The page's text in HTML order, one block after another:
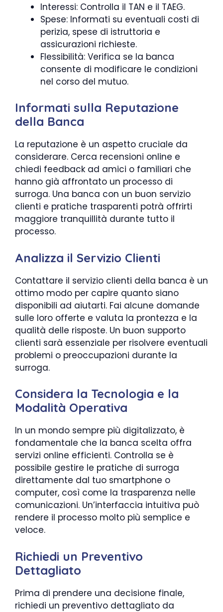
Interessi: Controlla il TAN e il TAEG.
Spese: Informati su eventuali costi di
perizia, spese di istruttoria e
assicurazioni richieste.
Flessibilità: Verifica se la banca
consente di modificare le condizioni
nel corso del mutuo.
Informati sulla Reputazione
della Banca
La reputazione è un aspetto cruciale da
considerare. Cerca recensioni online e
chiedi feedback ad amici o familiari che
hanno già affrontato un processo di
surroga. Una banca con un buon servizio
clienti e pratiche trasparenti potrà offrirti
maggiore tranquillità durante tutto il
processo.
Analizza il Servizio Clienti
Contattare il servizio clienti della banca è un
ottimo modo per capire quanto siano
disponibili ad aiutarti. Fai alcune domande
sulle loro offerte e valuta la prontezza e la
qualità delle risposte. Un buon supporto
clienti sarà essenziale per risolvere eventuali
problemi o preoccupazioni durante la
surroga.
Considera la Tecnologia e la
Modalità Operativa
In un mondo sempre più digitalizzato, è
fondamentale che la banca scelta offra
servizi online efficienti. Controlla se è
possibile gestire le pratiche di surroga
direttamente dal tuo smartphone o
computer, così come la trasparenza nelle
comunicazioni. Un’interfaccia intuitiva può
rendere il processo molto più semplice e
veloce.
Richiedi un Preventivo
Dettagliato
Prima di prendere una decisione finale,
richiedi un preventivo dettagliato da